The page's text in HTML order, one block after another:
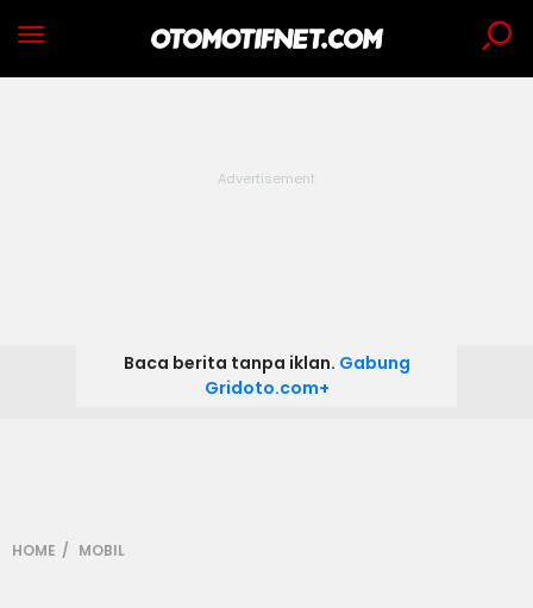
Baca berita tanpa iklan. Gabung
Gridoto.com+
HOME MOBIL